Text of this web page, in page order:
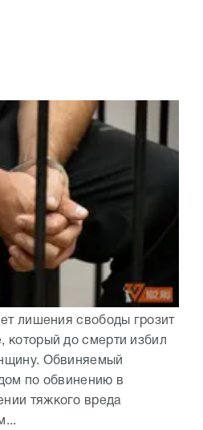
лишения свободы грозит
который до смерти избил
Обвиняемый
по обвинению в
тяжкого вреда